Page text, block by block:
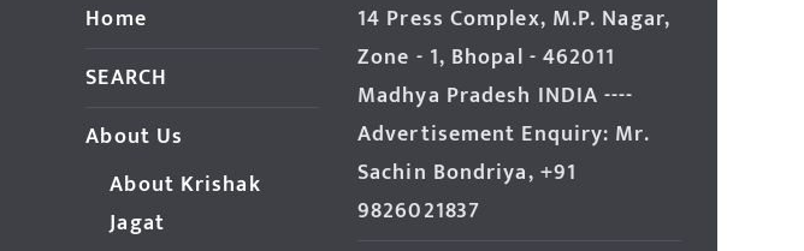
Home
SEARCH
About Us
About Krishak
Jagat
14 Press Complex, M.P. Nagar,
Zone - 1, Bhopal - 462011
Madhya Pradesh INDIA ----
Advertisement Enquiry: Mr.
Sachin Bondriya, +91
9826021837